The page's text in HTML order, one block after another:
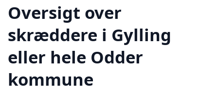
Oversigt over
skræddere i Gylling
eller hele Odder
kommune